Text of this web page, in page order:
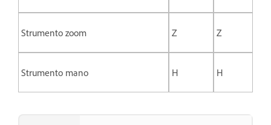
Strumento zoom Z Z
Strumento mano H H